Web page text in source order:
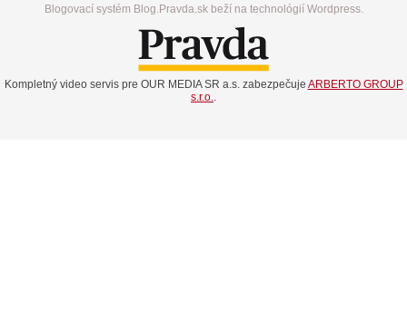
Blogovací systém Blog.Pravda.sk beží na technológií Wordpress.
Kompletný video servis pre OUR MEDIA SR a.s. zabezpečuje ARBERTO GROUP
s.r.o..